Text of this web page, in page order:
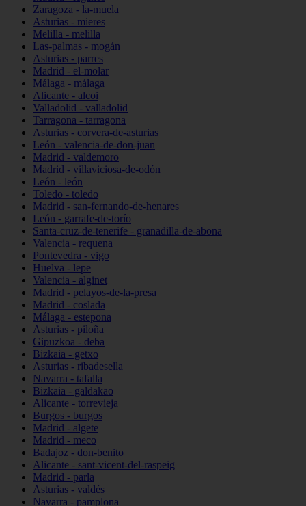
Zaragoza - la-muela
Asturias - mieres
Melilla - melilla
Las-palmas - mogán
Asturias - parres
Madrid - el-molar
Málaga - málaga
Alicante - alcoi
Valladolid - valladolid
Tarragona - tarragona
Asturias - corvera-de-asturias
León - valencia-de-don-juan
Madrid - valdemoro
Madrid - villaviciosa-de-odón
León - león
Toledo - toledo
Madrid - san-fernando-de-henares
León - garrafe-de-torío
Santa-cruz-de-tenerife - granadilla-de-abona
Valencia - requena
Pontevedra - vigo
Huelva - lepe
Valencia - alginet
Madrid - pelayos-de-la-presa
Madrid - coslada
Málaga - estepona
Asturias - piloña
Gipuzkoa - deba
Bizkaia - getxo
Asturias - ribadesella
Navarra - tafalla
Bizkaia - galdakao
Alicante - torrevieja
Burgos - burgos
Madrid - algete
Madrid - meco
Badajoz - don-benito
Alicante - sant-vicent-del-raspeig
Madrid - parla
Asturias - valdés
Navarra - pamplona